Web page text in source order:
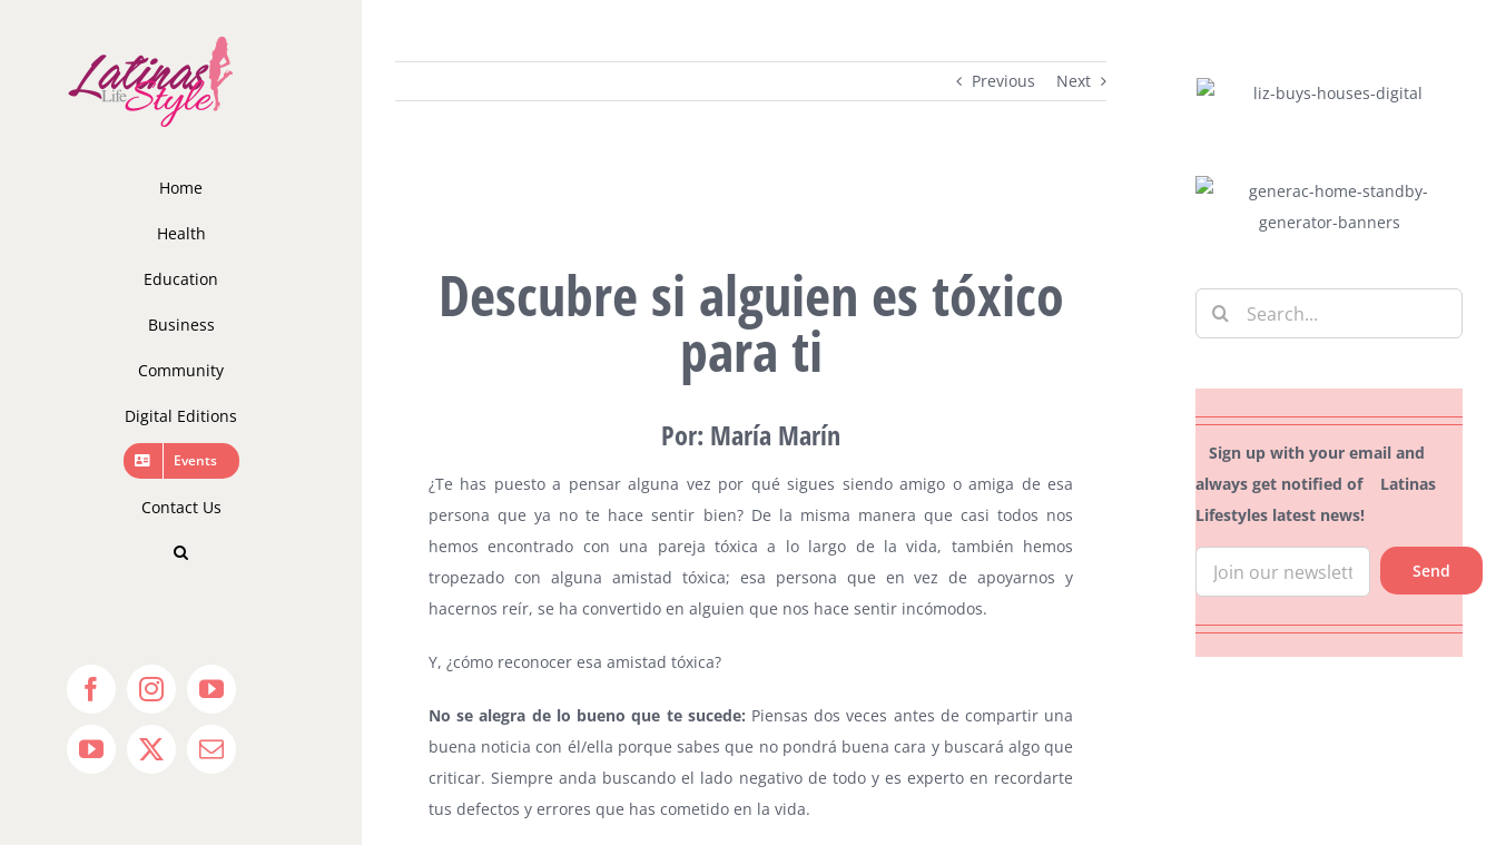
Home
Health
Education
Business
Community
Digital Editions
Events
Contact Us
FacebookInstagramYouTube
YouTube
X Email
Previous Next
Descubre si alguien es tóxico
para ti
Por: María Marín
¿Te has puesto a pensar alguna vez por qué sigues siendo amigo o amiga de esa
persona que ya no te hace sentir bien? De la misma manera que casi todos nos
hemos encontrado con una pareja tóxica a lo largo de la vida, también hemos
tropezado con alguna amistad tóxica; esa persona que en vez de apoyarnos y
hacernos reír, se ha convertido en alguien que nos hace sentir incómodos.
Y, ¿cómo reconocer esa amistad tóxica?
No se alegra de lo bueno que te sucede: Piensas dos veces antes de compartir una
buena noticia con él/ella porque sabes que no pondrá buena cara y buscará algo que
criticar. Siempre anda buscando el lado negativo de todo y es experto en recordarte
tus defectos y errores que has cometido en la vida.
Search
for:
Sign up with your email and
always get notified of Latinas
Lifestyles latest news!